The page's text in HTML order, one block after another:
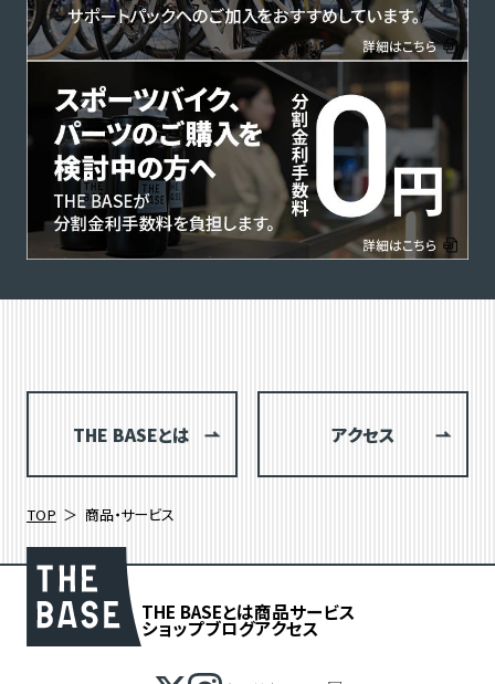
THE BASEとは アクセス
TOP 商品・サービス
THE BASEとは商品サービス
ショップブログアクセス